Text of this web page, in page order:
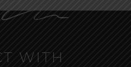
WITH